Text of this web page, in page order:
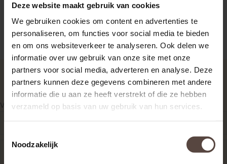
Deze website maakt gebruik van cookies
We gebruiken cookies om content en advertenties te
personaliseren, om functies voor social media te bieden
en om ons websiteverkeer te analyseren. Ook delen we
informatie over uw gebruik van onze site met onze
partners voor social media, adverteren en analyse. Deze
partners kunnen deze gegevens combineren met andere
informatie die u aan ze heeft verstrekt of die ze hebben
verzameld op basis van uw gebruik van hun services.
Noodzakelijk
Veelgestelde vragen over beroepsziekte
Wat is een beroepsziekte precies?
Hoe kan ik bewijzen dat mijn ziekte